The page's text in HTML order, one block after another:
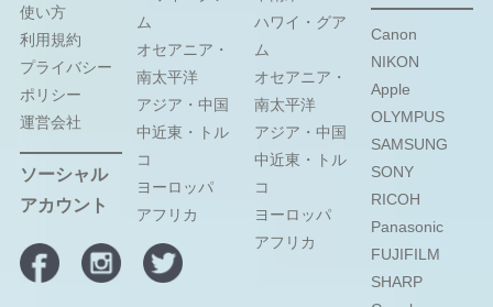
使い方
利用規約
プライバシー
ポリシー
運営会社
ソーシャル
アカウント
ム
オセアニア・
南太平洋
アジア・中国
中近東・トル
コ
ヨーロッパ
アフリカ
ハワイ・グア
ム
オセアニア・
南太平洋
アジア・中国
中近東・トル
コ
ヨーロッパ
アフリカ
Canon
NIKON
Apple
OLYMPUS
SAMSUNG
SONY
RICOH
Panasonic
FUJIFILM
SHARP